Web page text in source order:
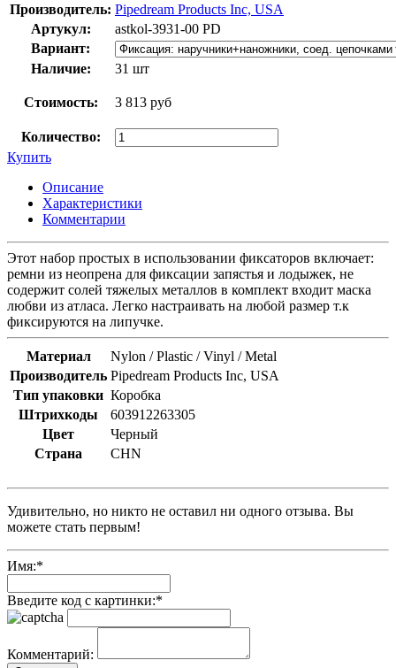
Производитель: Pipedream Products Inc, USA
Артукул:
astkol-3931-00 PD
Вариант:
Наличие:
31 шт
Стоимость: 3 813 руб
Количество:
Купить
Описание
Характеристики
Комментарии
Этот набор простых в использовании фиксаторов включает:
ремни из неопрена для фиксации запястья и лодыжек, не
содержит солей тяжелых металлов в комплект входит маска
любви из атласа. Легко настраивать на любой размер т.к
фиксируются на липучке.
Материал
Nylon / Plastic / Vinyl / Metal
Производитель Pipedream Products Inc, USA
Тип упаковки Коробка
Штрихкоды
603912263305
Цвет
Черный
Страна
CHN
Удивительно, но никто не оставил ни одного отзыва. Вы
можете стать первым!
Имя:*
Введите код с картинки:*
Комментарий: